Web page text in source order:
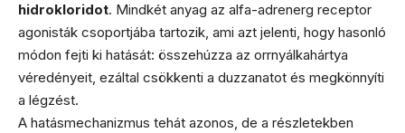
hidrokloridot. Mindkét anyag az alfa-adrenerg receptor
agonisták csoportjába tartozik, ami azt jelenti, hogy hasonló
módon fejti ki hatását: összehúzza az orrnyálkahártya
véredényeit, ezáltal csökkenti a duzzanatot és megkönnyíti
a légzést.
A hatásmechanizmus tehát azonos, de a részletekben